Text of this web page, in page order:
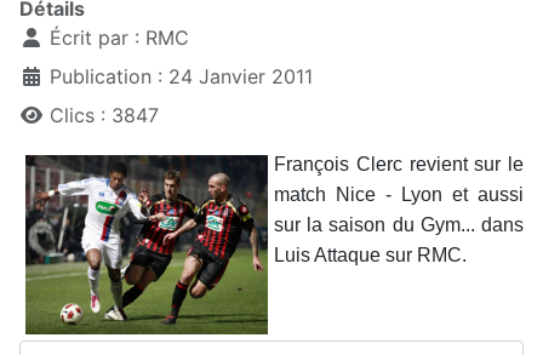
Détails
Écrit par : RMC
Publication : 24 Janvier 2011
Clics : 3847
François Clerc revient sur le
match Nice - Lyon et aussi
sur la saison du Gym... dans
Luis Attaque sur RMC.